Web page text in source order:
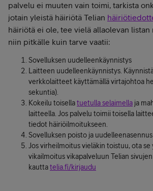
palvelu ei muuten vain toimi, tarkista
jotain yleistä häiriötä Telian
häiriötä ei ole, tee vielä allaolevan
niin pitkälle kuin tarve vaatii:
Sovelluksen uudelleenkäynnistys
Laitteen uudelleenkäynnistys.
verkkolaitteet käyttämällä virtajohtoa
sekuntia).
Kokeilu toisellatuetulla selaimella ja
laitteella. Jos palvelu toimii toisella
tiedot häiriöilmoitukseen.
Sovelluksen poisto ja uudelleenasennus
Jos virheilmoitus vieläkin toistuu, ota se
vikailmoitus vikapalveluun Telian sivujen
kauttatelia.fi/kirjaudu